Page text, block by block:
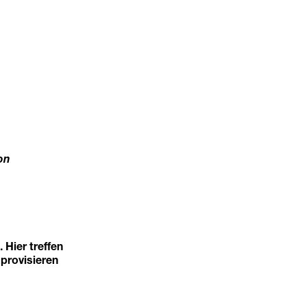
Hier treffen